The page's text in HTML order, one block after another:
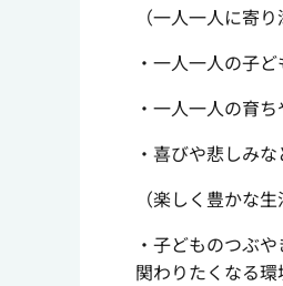
（一人一人に寄り
・一人一人の子
・一人一人の育
・喜びや悲しみ
（楽しく豊かな生
・子どものつぶ
関わりたくなる環